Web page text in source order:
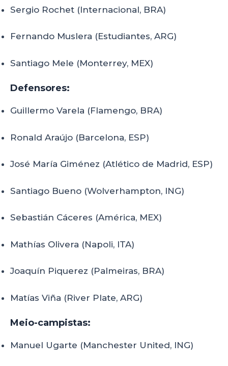
Sergio Rochet (Internacional, BRA)
Fernando Muslera (Estudiantes, ARG)
Santiago Mele (Monterrey, MEX)
Defensores:
Guillermo Varela (Flamengo, BRA)
Ronald Araújo (Barcelona, ESP)
José María Giménez (Atlético de Madrid, ESP)
Santiago Bueno (Wolverhampton, ING)
Sebastián Cáceres (América, MEX)
Mathías Olivera (Napoli, ITA)
Joaquín Piquerez (Palmeiras, BRA)
Matías Viña (River Plate, ARG)
Meio-campistas:
Manuel Ugarte (Manchester United, ING)